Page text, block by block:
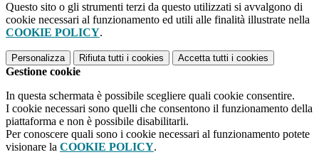
Questo sito o gli strumenti terzi da questo utilizzati si avvalgono di
cookie necessari al funzionamento ed utili alle finalità illustrate nella
COOKIE POLICY.
Personalizza Rifiuta tutti i cookies Accetta tutti i cookies
Gestione cookie
In questa schermata è possibile scegliere quali cookie consentire.
I cookie necessari sono quelli che consentono il funzionamento della
piattaforma e non è possibile disabilitarli.
Per conoscere quali sono i cookie necessari al funzionamento potete
visionare la COOKIE POLICY.